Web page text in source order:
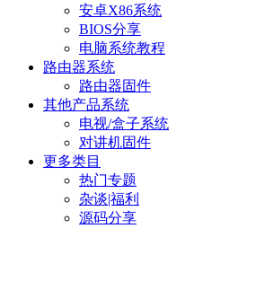
安卓X86系统
BIOS分享
电脑系统教程
路由器系统
路由器固件
其他产品系统
电视/盒子系统
对讲机固件
更多类目
热门专题
杂谈|福利
源码分享